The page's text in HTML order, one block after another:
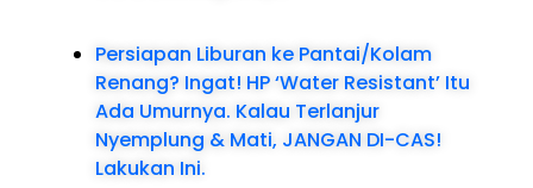
Persiapan Liburan ke Pantai/Kolam
Renang? Ingat! HP ‘Water Resistant’ Itu
Ada Umurnya. Kalau Terlanjur
Nyemplung & Mati, JANGAN DI-CAS!
Lakukan Ini.